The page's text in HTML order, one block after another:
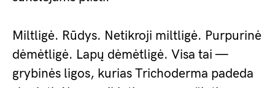
Miltligė. Rūdys. Netikroji miltligė. Purpurinė
dėmėtligė. Lapų dėmėtligė. Visa tai —
grybinės ligos, kurias Trichoderma padeda